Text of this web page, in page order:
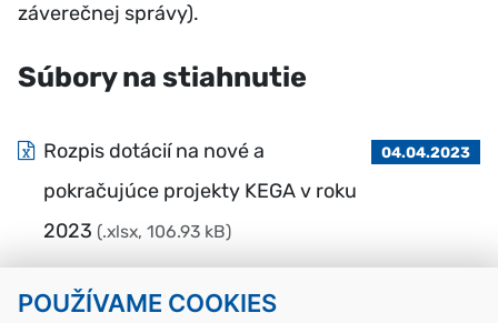
POUŽÍVAME COOKIES
záverečnej správy).
Súbory na stiahnutie
Rozpis dotácií na nové a
pokračujúce projekty KEGA v roku
2023 (.xlsx, 106.93 kB)
04.04.2023